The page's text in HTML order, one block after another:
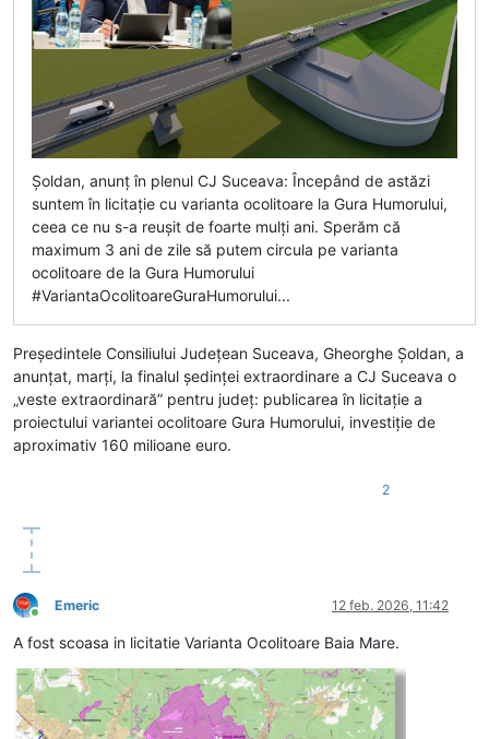
Șoldan, anunț în plenul CJ Suceava: Începând de astăzi
suntem în licitație cu varianta ocolitoare la Gura Humorului,
ceea ce nu s-a reușit de foarte mulți ani. Sperăm că
maximum 3 ani de zile să putem circula pe varianta
ocolitoare de la Gura Humorului
#VariantaOcolitoareGuraHumorului...
Președintele Consiliului Județean Suceava, Gheorghe Șoldan, a
anunțat, marți, la finalul ședinței extraordinare a CJ Suceava o
„veste extraordinară” pentru județ: publicarea în licitație a
proiectului variantei ocolitoare Gura Humorului, investiție de
aproximativ 160 milioane euro.
2
Conectat
Emeric 12 feb. 2026, 11:42
A fost scoasa in licitatie Varianta Ocolitoare Baia Mare.